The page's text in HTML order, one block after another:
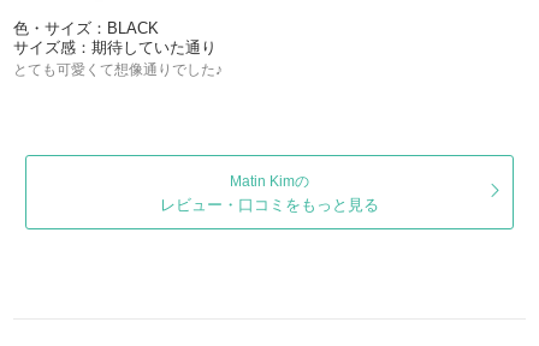
色・サイズ：BLACK
サイズ感：期待していた通り
とても可愛くて想像通りでした♪
Matin Kimの
レビュー・口コミをもっと見る